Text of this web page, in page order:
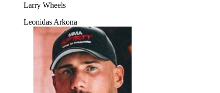
Larry Wheels
Leonidas Arkona